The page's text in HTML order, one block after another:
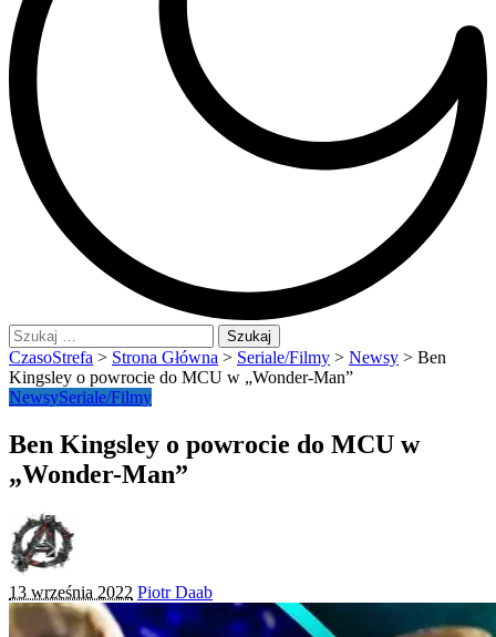
Szukaj:
CzasoStrefa > Strona Główna > Seriale/Filmy > Newsy > Ben
Kingsley o powrocie do MCU w „Wonder-Man”
NewsySeriale/Filmy
Ben Kingsley o powrocie do MCU w
„Wonder-Man”
13 września 2022 Posted
by
Piotr Daab